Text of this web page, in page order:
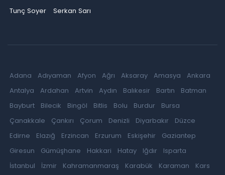
Tunç Soyer
Serkan Sarı
Adana Adıyaman Afyon Ağrı Aksaray Amasya
Ankara
Antalya
Ardahan Artvin Aydın Balıkesir Bartın
Batman
Bayburt
Bilecik Bingöl Bitlis Bolu Burdur
Bursa
Çanakkale
Çankırı Çorum Denizli Diyarbakır
Düzce
Edirne
Elazığ Erzincan Erzurum Eskişehir
Gaziantep
Giresun
Gümüşhane Hakkari Hatay Iğdır
Isparta
İstanbul
İzmir Kahramanmaraş Karabük Karaman
Kars